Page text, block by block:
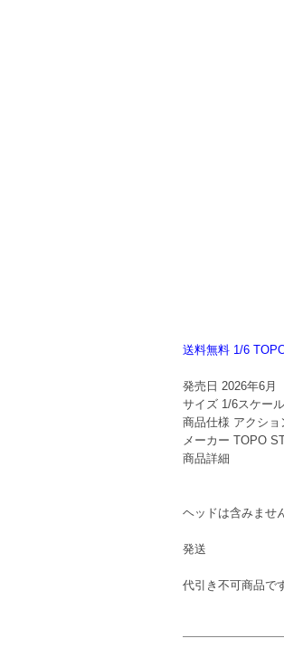
送料無料 1/6
発売日 2026年6月
サイズ 1/6スケール
商品仕様 アクショ
メーカー TOPO
商品詳細
ヘッドは含みませ
発送
代引き不可商品で